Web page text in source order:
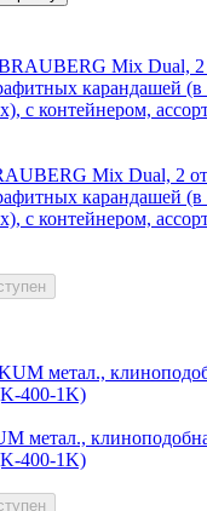
Mix Dual, 2
карандашей (в
с контейнером,
метал.,
400-1K)